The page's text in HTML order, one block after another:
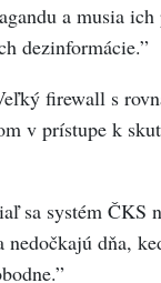
a musia
dezinformácie.”
firewall s
v prístupe k
sa systém ČKS
nedočkajú dňa,